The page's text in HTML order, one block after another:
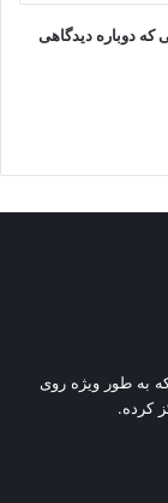
که دوباره دیدگاهی
به طور ویژه روی
کرده.